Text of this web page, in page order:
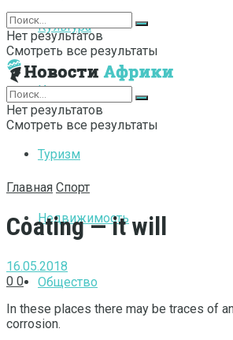
Культура
Интернет
Туризм
Недвижимость
Общество
Нет результатов
Смотреть все результаты
Нет результатов
Смотреть все результаты
Главная Спорт
Coating — it will
16.05.2018
0 0
In these places there may be traces of
corrosion.